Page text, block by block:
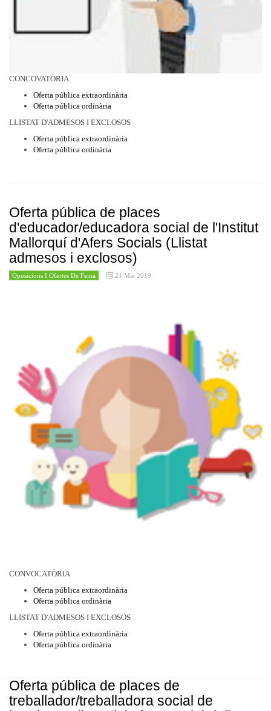
CONCOVATÒRIA
Oferta pública extraordinària
Oferta pública ordinària
LLISTAT D'ADMESOS I EXCLOSOS
Oferta pública extraordinària
Oferta pública ordinària
Oferta pública de places
d'educador/educadora social de l'Institut
Mallorquí d'Afers Socials (Llistat
admesos i exclosos)
Oposicions I Ofertes De Feina 21 Mai 2019
CONVOCATÒRIA
Oferta pública extraordinària
Oferta pública ordinària
LLISTAT D'ADMESOS I EXCLOSOS
Oferta pública extraordinària
Oferta pública ordinària
Oferta pública de places de
treballador/treballadora social de